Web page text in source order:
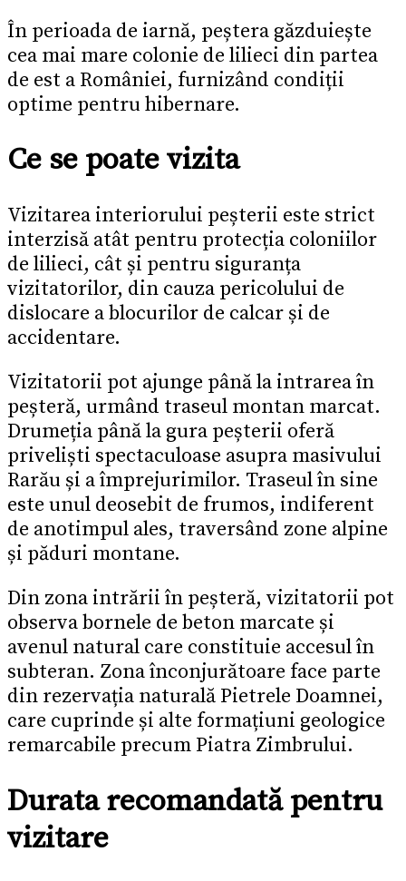
În perioada de iarnă, peștera găzduiește
cea mai mare colonie de lilieci din partea
de est a României, furnizând condiții
optime pentru hibernare.
Ce se poate vizita
Vizitarea interiorului peșterii este strict
interzisă atât pentru protecția coloniilor
de lilieci, cât și pentru siguranța
vizitatorilor, din cauza pericolului de
dislocare a blocurilor de calcar și de
accidentare.
Vizitatorii pot ajunge până la intrarea în
peșteră, urmând traseul montan marcat.
Drumeția până la gura peșterii oferă
priveliști spectaculoase asupra masivului
Rarău și a împrejurimilor. Traseul în sine
este unul deosebit de frumos, indiferent
de anotimpul ales, traversând zone alpine
și păduri montane.
Din zona intrării în peșteră, vizitatorii pot
observa bornele de beton marcate și
avenul natural care constituie accesul în
subteran. Zona înconjurătoare face parte
din rezervația naturală Pietrele Doamnei,
care cuprinde și alte formațiuni geologice
remarcabile precum Piatra Zimbrului.
Durata recomandată pentru
vizitare